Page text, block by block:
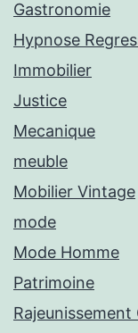
Gastronomie
Hypnose
Immobilier
Justice
Mecanique
meuble
Mobilier Vintage
mode
Mode Homme
Patrimoine
Rajeunissement